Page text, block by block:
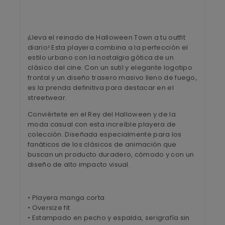
¡Lleva el reinado de Halloween Town a tu outfit
diario! Esta playera combina a la perfección el
estilo urbano con la nostalgia gótica de un
clásico del cine. Con un sutil y elegante logotipo
frontal y un diseño trasero masivo lleno de fuego,
es la prenda definitiva para destacar en el
streetwear.
Conviértete en el Rey del Halloween y de la
moda casual con esta increíble playera de
colección. Diseñada especialmente para los
fanáticos de los clásicos de animación que
buscan un producto duradero, cómodo y con un
diseño de alto impacto visual.
• Playera manga corta
• Oversize fit
• Estampado en pecho y espalda, serigrafía sin